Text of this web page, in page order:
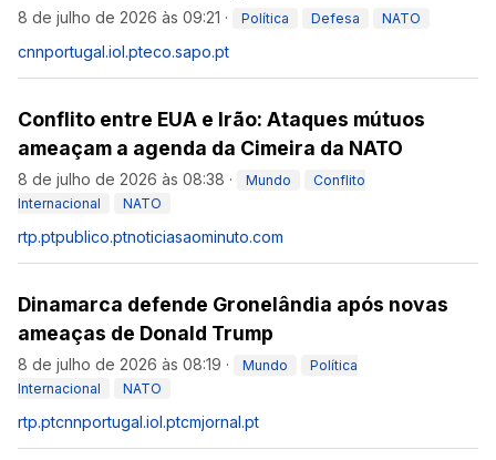
8 de julho de 2026 às 09:21 · Política Defesa NATO
cnnportugal.iol.pteco.sapo.pt
Conflito entre EUA e Irão: Ataques mútuos
ameaçam a agenda da Cimeira da NATO
8 de julho de 2026 às 08:38 · Mundo
Conflito
Internacional
NATO
rtp.ptpublico.ptnoticiasaominuto.com
Dinamarca defende Gronelândia após novas
ameaças de Donald Trump
8 de julho de 2026 às 08:19 · Mundo
Política
Internacional
NATO
rtp.ptcnnportugal.iol.ptcmjornal.pt